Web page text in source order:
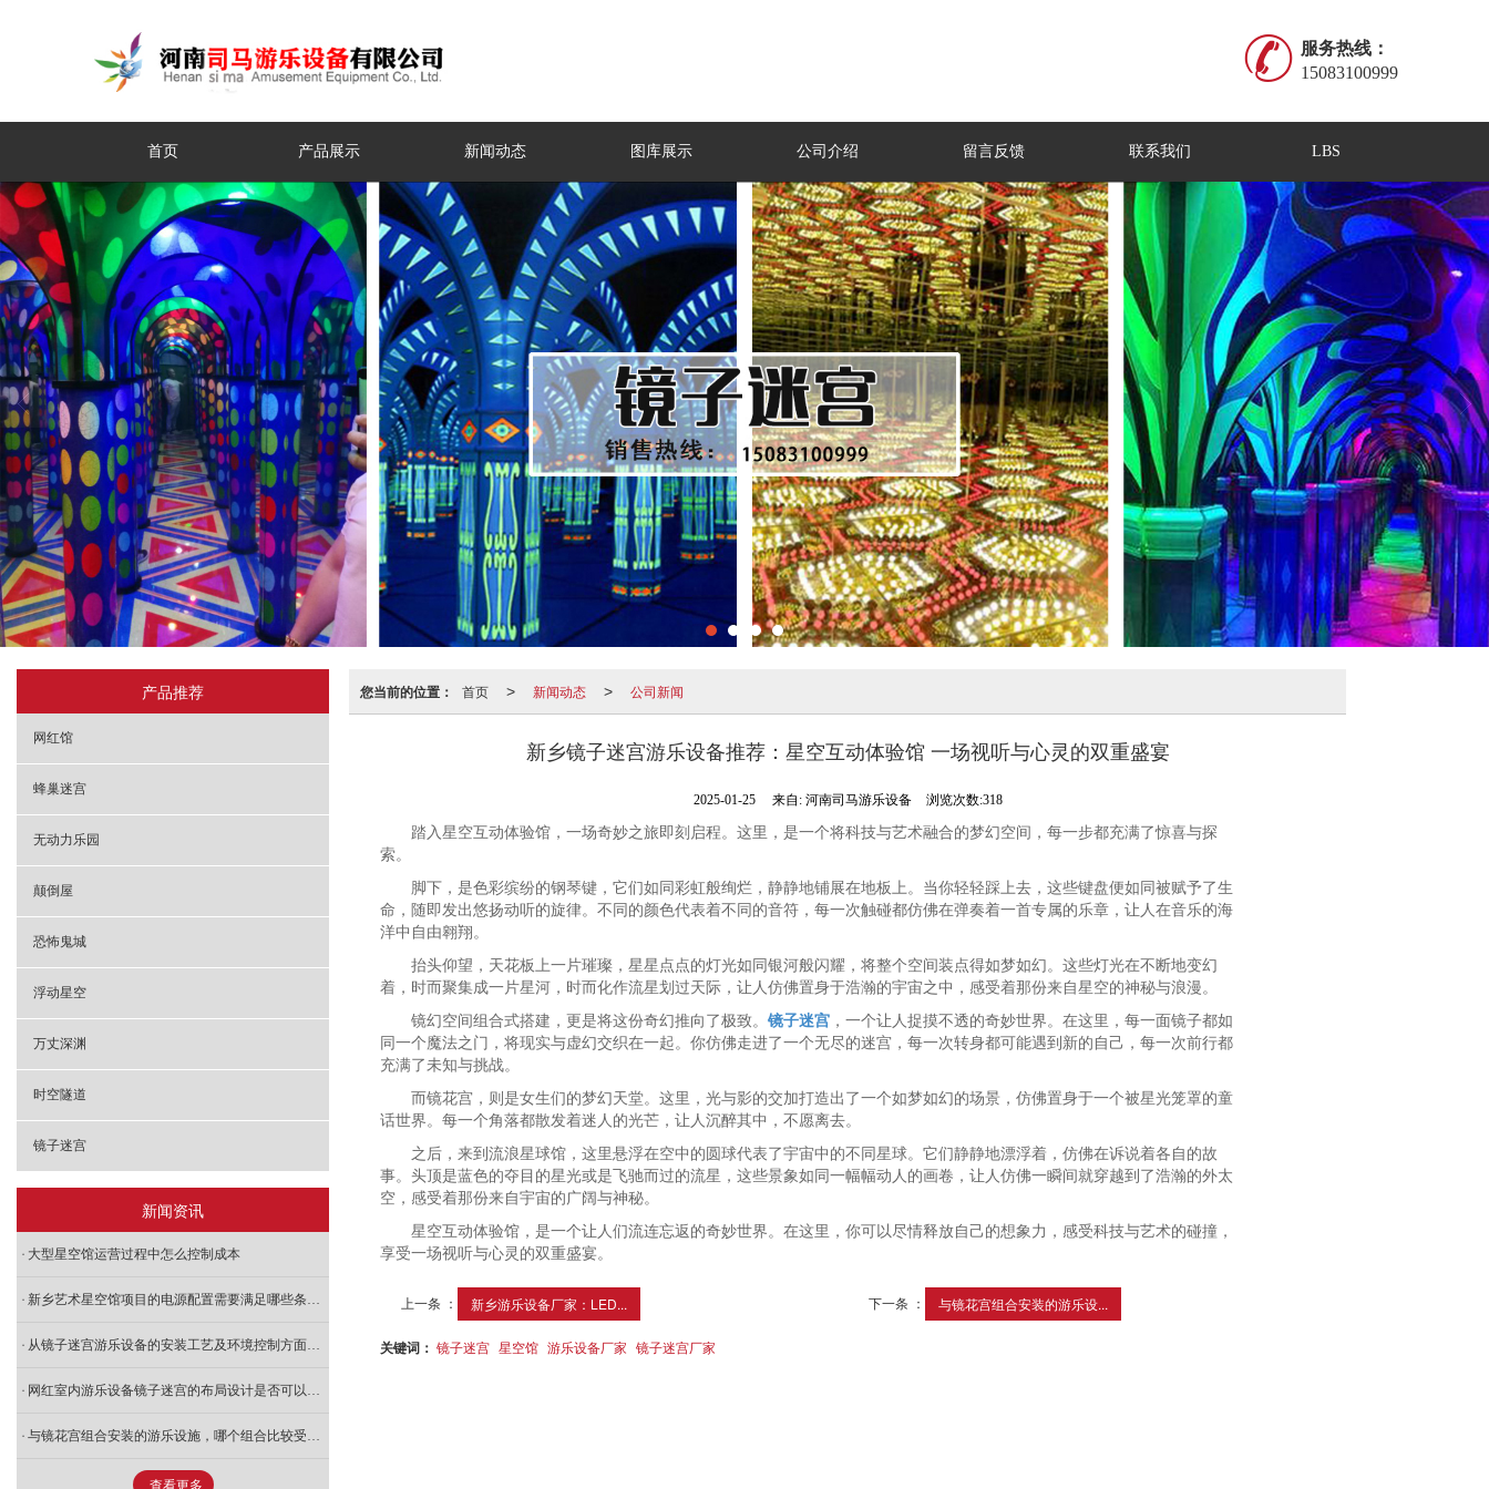
服务热线：
15083100999
首页 产品展示 新闻动态 图库展示 公司介绍 留言反馈 联系我们 LBS
您当前的位置： 首页 > 新闻动态 > 公司新闻
新乡镜子迷宫游乐设备推荐：星空互动体验馆 一场视听与心灵的双重盛宴
2025-01-25 来自: 河南司马游乐设备 浏览次数:318
踏入星空互动体验馆，一场奇妙之旅即刻启程。这里，是一个将科技与艺术融合的梦幻空间，每一步都充满了惊喜与探
索。
脚下，是色彩缤纷的钢琴键，它们如同彩虹般绚烂，静静地铺展在地板上。当你轻轻踩上去，这些键盘便如同被赋予了生
命，随即发出悠扬动听的旋律。不同的颜色代表着不同的音符，每一次触碰都仿佛在弹奏着一首专属的乐章，让人在音乐的海
洋中自由翱翔。
抬头仰望，天花板上一片璀璨，星星点点的灯光如同银河般闪耀，将整个空间装点得如梦如幻。这些灯光在不断地变幻
着，时而聚集成一片星河，时而化作流星划过天际，让人仿佛置身于浩瀚的宇宙之中，感受着那份来自星空的神秘与浪漫。
镜幻空间组合式搭建，更是将这份奇幻推向了极致。 镜子迷宫 ，一个让人捉摸不透的奇妙世界。在这里，每一面镜子都如
同一个魔法之门，将现实与虚幻交织在一起。你仿佛走进了一个无尽的迷宫，每一次转身都可能遇到新的自己，每一次前行都
充满了未知与挑战。
而镜花宫，则是女生们的梦幻天堂。这里，光与影的交加打造出了一个如梦如幻的场景，仿佛置身于一个被星光笼罩的童
话世界。每一个角落都散发着迷人的光芒，让人沉醉其中，不愿离去。
之后，来到流浪星球馆，这里悬浮在空中的圆球代表了宇宙中的不同星球。它们静静地漂浮着，仿佛在诉说着各自的故
事。头顶是蓝色的夺目的星光或是飞驰而过的流星，这些景象如同一幅幅动人的画卷，让人仿佛一瞬间就穿越到了浩瀚的外太
空，感受着那份来自宇宙的广阔与神秘。
星空互动体验馆，是一个让人们流连忘返的奇妙世界。在这里，你可以尽情释放自己的想象力，感受科技与艺术的碰撞，
享受一场视听与心灵的双重盛宴。
上一条 ： 新乡游乐设备厂家：LED... 下一条 ： 与镜花宫组合安装的游乐设...
关键词： 镜子迷宫 星空馆 游乐设备厂家 镜子迷宫厂家
产品推荐
网红馆
蜂巢迷宫
无动力乐园
颠倒屋
恐怖鬼城
浮动星空
万丈深渊
时空隧道
镜子迷宫
新闻资讯
大型星空馆运营过程中怎么控制成本
新乡艺术星空馆项目的电源配置需要满足哪些条件？
从镜子迷宫游乐设备的安装工艺及环境控制方面解析安装厂家的防潮措施
网红室内游乐设备镜子迷宫的布局设计是否可以根据场地形状进行个性化定制？​
与镜花宫组合安装的游乐设施，哪个组合比较受欢迎
查看更多